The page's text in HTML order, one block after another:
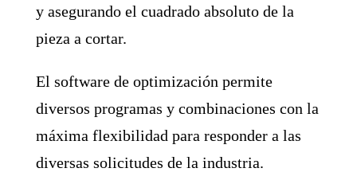
y asegurando el cuadrado absoluto de la
pieza a cortar.
El software de optimización permite
diversos programas y combinaciones con la
máxima flexibilidad para responder a las
diversas solicitudes de la industria.